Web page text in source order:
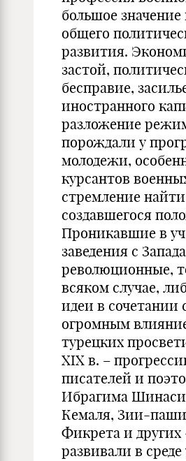
большое значение
общего
развития.
застой,
бесправие,
иностранного
разложение
порождали у
молодежи,
курсантов
стремление
создавшегося
Проникавшие в
заведения с
революционные,
всяком случае,
идеи в сочетании
огромным
турецких
ХIХ в. –
писателей и
Ибрагима
Кемаля, Зии-
Фикрета и других
развивали в